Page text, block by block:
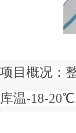
项目概况：
库温-18-